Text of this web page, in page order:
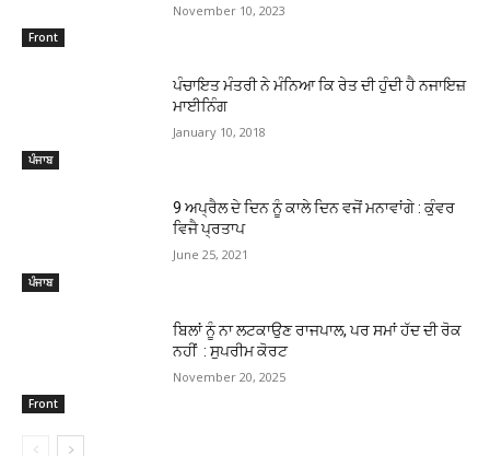
Front
November 10, 2023
ਪੰਜਾਬ
ਪੰਚਾਇਤ ਮੰਤਰੀ ਨੇ ਮੰਨਿਆ ਕਿ ਰੇਤ ਦੀ ਹੁੰਦੀ ਹੈ ਨਜਾਇਜ਼
ਮਾਈਨਿੰਗ
January 10, 2018
ਪੰਜਾਬ
9 ਅਪ੍ਰੈਲ ਦੇ ਦਿਨ ਨੂੰ ਕਾਲੇ ਦਿਨ ਵਜੋਂ ਮਨਾਵਾਂਗੇ : ਕੁੰਵਰ
ਵਿਜੈ ਪ੍ਰਤਾਪ
June 25, 2021
Front
ਬਿਲਾਂ ਨੂੰ ਨਾ ਲਟਕਾਉਣ ਰਾਜਪਾਲ, ਪਰ ਸਮਾਂ ਹੱਦ ਦੀ ਰੋਕ
ਨਹੀਂ : ਸੁਪਰੀਮ ਕੋਰਟ
November 20, 2025